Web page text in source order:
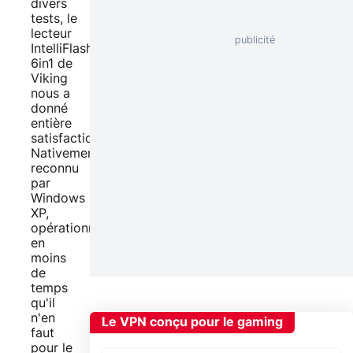
divers
tests, le
lecteur
IntelliFlash
6in1 de
Viking
nous a
donné
entière
satisfaction.
Nativement
reconnu
par
Windows
XP,
opérationnel
en
moins
de
temps
qu'il
n'en
faut
pour le
Le VPN conçu pour le gaming